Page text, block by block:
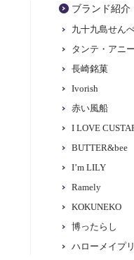
ブランド紹介
九十九島せん
タンテ・アニ
長崎銘菓
Ivorish
赤い風船
I LOVE
BUTTER&bee
I’m LILY
Ramely
KOKUNEKO
博ったらし
ハローメイプ